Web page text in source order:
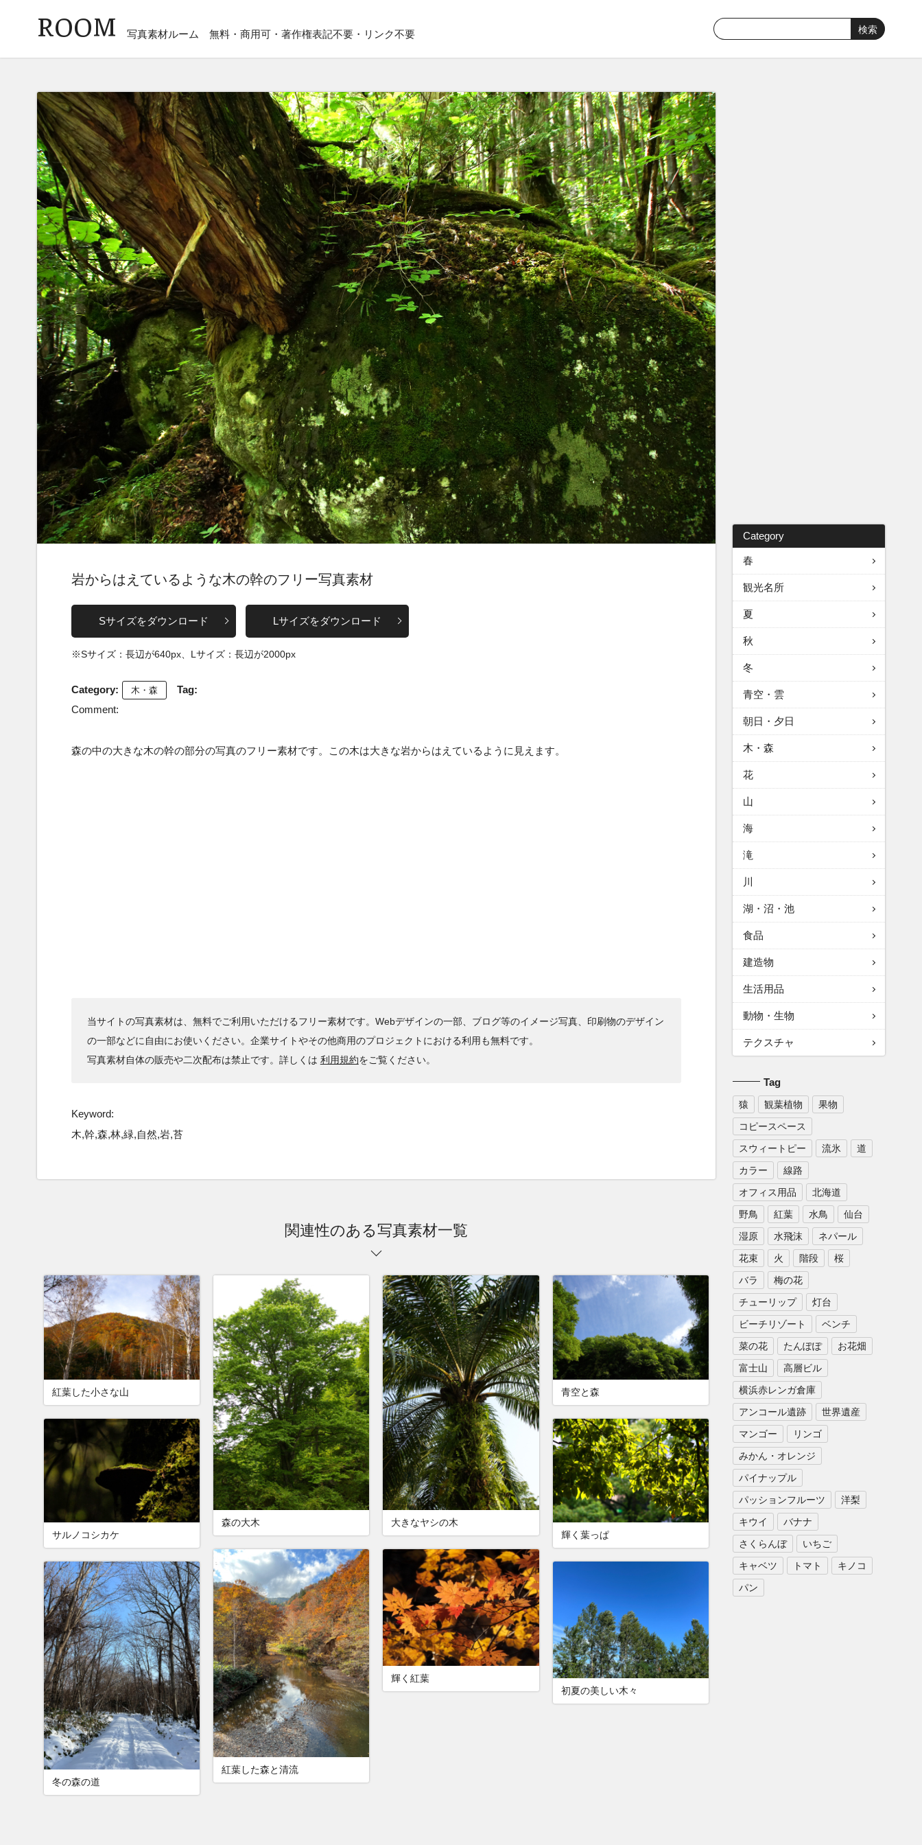
ROOM 写真素材ルーム 無料・商用可・著作権表記不要・リンク不要
岩からはえているような木の幹のフリー写真素材
Sサイズをダウンロード Lサイズをダウンロード
※Sサイズ：長辺が640px、Lサイズ：長辺が2000px
Category: 木・森
Tag:
Comment:
森の中の大きな木の幹の部分の写真のフリー素材です。この木は大きな岩からはえているように見えます。
当サイトの写真素材は、無料でご利用いただけるフリー素材です。Webデザインの一部、ブログ等のイメージ写真、印刷物のデザイン
の一部などに自由にお使いください。企業サイトやその他商用のプロジェクトにおける利用も無料です。
写真素材自体の販売や二次配布は禁止です。詳しくは 利用規約をご覧ください。
Keyword:
木,幹,森,林,緑,自然,岩,苔
関連性のある写真素材一覧
紅葉した小さな山
森の大木 大きなヤシの木
青空と森
サルノコシカケ 輝く葉っぱ
紅葉した森と清流
輝く紅葉
冬の森の道
初夏の美しい木々
Category
春
観光名所
夏
秋
冬
青空・雲
朝日・夕日
木・森
花
山
海
滝
川
湖・沼・池
食品
建造物
生活用品
動物・生物
テクスチャ
Tag
猿 観葉植物
果物
コピースペース
スウィートピー
流氷
道
カラー
線路
オフィス用品
北海道
野鳥
紅葉 水鳥
仙台
湿原
水飛沫
ネパール
花束
火 階段
桜
バラ
梅の花
チューリップ
灯台
ビーチリゾート
ベンチ
菜の花
たんぽぽ
お花畑
富士山
高層ビル
横浜赤レンガ倉庫
アンコール遺跡
世界遺産
マンゴー
リンゴ
みかん・オレンジ
パイナップル
パッションフルーツ
洋梨
キウイ
バナナ
さくらんぼ
いちご
キャベツ
トマト
キノコ
パン